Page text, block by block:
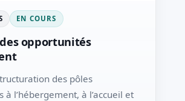
EN COURS
opportunités
des pôles
à l’hébergement, à l’accueil et